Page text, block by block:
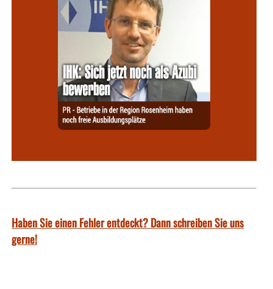
Haben Sie einen Fehler entdeckt? Dann schreiben Sie uns
gerne!